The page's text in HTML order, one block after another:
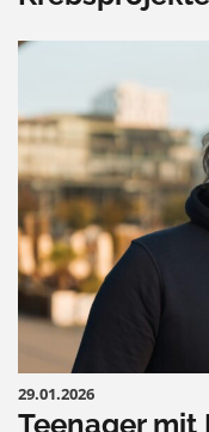
29.01.2026
Teenager mit